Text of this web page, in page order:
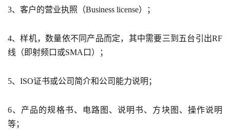
3、客户的营业执照（Business license）；
4、样机，数量依不同产品而定，其中需要三到五台引出RF
线（即射频口或SMA口）；
5、ISO证书或公司简介和公司能力说明；
6、产品的规格书、电路图、说明书、方块图、操作说明
等；